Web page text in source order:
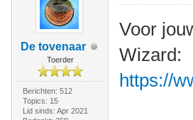
De tovenaar
Toerder
Berichten: 512
Topics: 15
Lid sinds: Apr 2021
Voor
Wizard:
https://